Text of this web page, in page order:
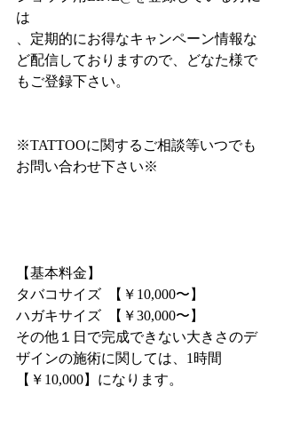
は
、定期的にお得なキャンペーン情報な
ど配信しておりますので、どなた様で
もご登録下さい。
※TATTOOに関するご相談等いつでも
お問い合わせ下さい※
【基本料金】
タバコサイズ  【￥10,000〜】
ハガキサイズ  【￥30,000〜】
その他１日で完成できない大きさのデ
ザインの施術に関しては、1時間
【￥10,000】になります。